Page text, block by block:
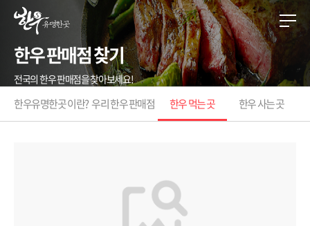
한우 판매점 찾기
전국의 한우 판매점을 찾아보세요!
한우유명한곳 이란? 우리 한우 판매점 한우 먹는 곳 한우 사는 곳